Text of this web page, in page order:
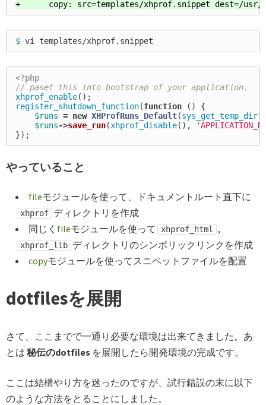
$
<?php
// paset this into bootstrap of your application.
xhprof_enable();
register_shutdown_function(function ()
{
$runs = new XHProfRuns_Default(sys_get_temp_dir
$runs->save_run(xhprof_disable(),
});
やっていること
fileモジュールを使って、ドキュメントルート直下に
xhprof ディレクトリを作成
同じく fileモジュールを使って xhprof_html ,
xhprof_lib ディレクトリのシンボリックリンクを作成
copyモジュールを使ってスニペットファイルを配置
dotfilesを展開
さて、ここまでで一通り必要な環境は出来てきました。あ
とは 秘伝のdotfiles を展開したら開発環境の完成です。
ここは結構やり方を迷ったのですが、試行錯誤の末に以下
のような方法をとることにしました。